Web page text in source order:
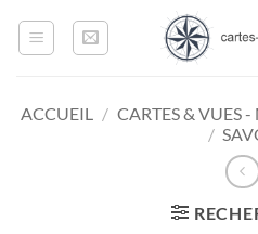
ACCUEIL / CARTES & VUES
/